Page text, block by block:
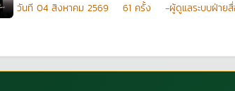
วันที 04 สิงหาคม 2569 61 ครั้ง -ผู้ดูแลระบบฝ่าย